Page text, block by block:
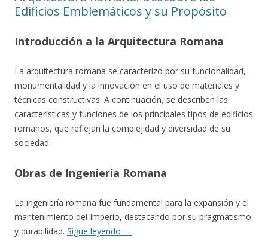
Edificios Emblemáticos y su Propósito
Introducción a la Arquitectura Romana
La arquitectura romana se caracterizó por su funcionalidad,
monumentalidad y la innovación en el uso de materiales y
técnicas constructivas. A continuación, se describen las
características y funciones de los principales tipos de edificios
romanos, que reflejan la complejidad y diversidad de su
sociedad.
Obras de Ingeniería Romana
La ingeniería romana fue fundamental para la expansión y el
mantenimiento del Imperio, destacando por su pragmatismo
y durabilidad. Sigue leyendo →